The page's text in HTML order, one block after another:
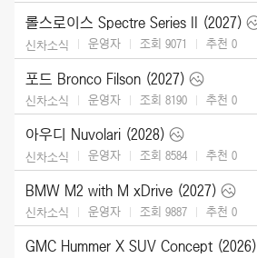
롤스로이스 Spectre Series II (2027)
신차소식 운영자 조회 9071 추천 0
포드 Bronco Filson (2027)
신차소식 운영자 조회 8190 추천 0
아우디 Nuvolari (2028)
신차소식 운영자 조회 8584 추천 0
BMW M2 with M xDrive (2027)
신차소식 운영자 조회 9887 추천 0
GMC Hummer X SUV Concept (2026)